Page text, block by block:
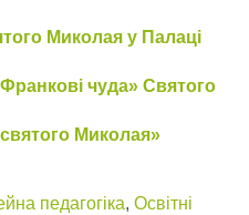
Миколая у Палаці
чуда» Святого
Миколая»
педагогіка, Освітні